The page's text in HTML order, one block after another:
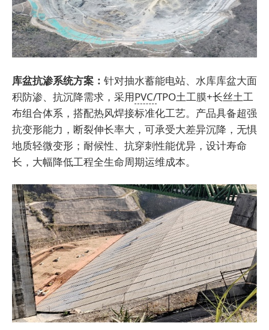
库盆抗渗系统方案： 针对抽水蓄能电站、水库库盆大面
积防渗、抗沉降需求，采用PVC/TPO土工膜+长丝土工
布组合体系，搭配热风焊接标准化工艺。产品具备超强
抗变形能力，断裂伸长率大，可承受大差异沉降，无惧
地质轻微变形；耐候性、抗穿刺性能优异，设计寿命
长，大幅降低工程全生命周期运维成本。